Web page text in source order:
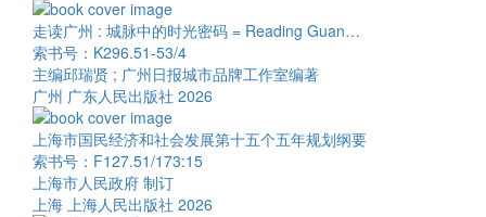
走读广州 : 城脉中的时光密码 = Reading Guan…
索书号：K296.51-53/4
主编邱瑞贤 ; 广州日报城市品牌工作室编著
广州 广东人民出版社 2026
上海市国民经济和社会发展第十五个五年规划纲要
索书号：F127.51/173:15
上海市人民政府 制订
上海 上海人民出版社 2026